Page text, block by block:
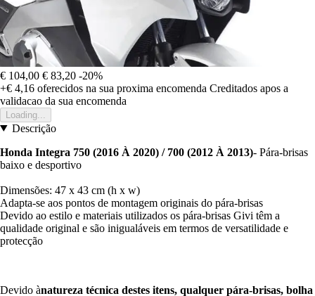
€ 104,00 € 83,20 -20%
+€ 4,16 oferecidos na sua proxima encomenda Creditados apos a
validacao da sua encomenda
Loading...
Descrição
Honda Integra 750 (2016 À 2020) / 700 (2012 À 2013)- Pára-brisas
baixo e desportivo
Dimensões: 47 x 43 cm (h x w)
Adapta-se aos pontos de montagem originais do pára-brisas
Devido ao estilo e materiais utilizados os pára-brisas Givi têm a
qualidade original e são inigualáveis em termos de versatilidade e
protecção
Devido ànatureza técnica destes itens, qualquer pára-brisas, bolha